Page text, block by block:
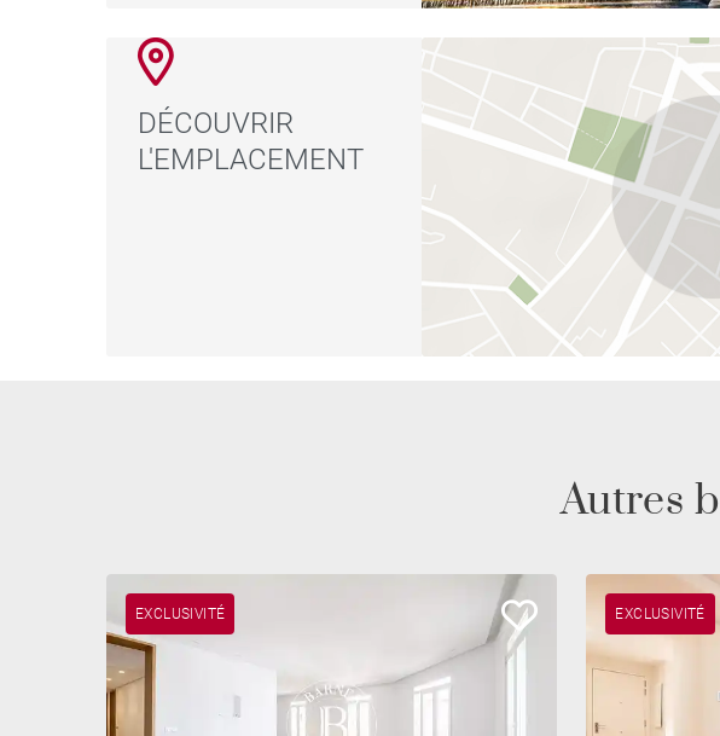
DÉCOUVRIR
L'EMPLACEMENT
Autres
EXCLUSIVITÉ EXCLUSIVITÉ